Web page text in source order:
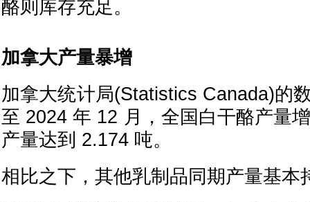
酪则库存充足。
加拿大产量暴增
加拿大统计局(Statistics Canada)的
至 2024 年 12 月，全国白干酪产量
产量达到 2.174 吨。
相比之下，其他乳制品同期产量基本